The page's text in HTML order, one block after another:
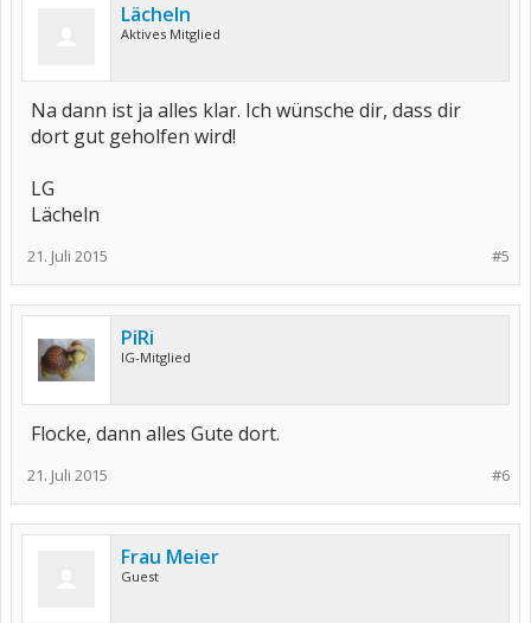
Lächeln
Aktives Mitglied
Na dann ist ja alles klar. Ich wünsche dir, dass dir
dort gut geholfen wird!
LG
Lächeln
#5
21. Juli 2015
PiRi
IG-Mitglied
Flocke, dann alles Gute dort.
#6
21. Juli 2015
Frau Meier
Guest